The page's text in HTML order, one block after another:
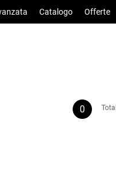
Catalogo Offerte
0